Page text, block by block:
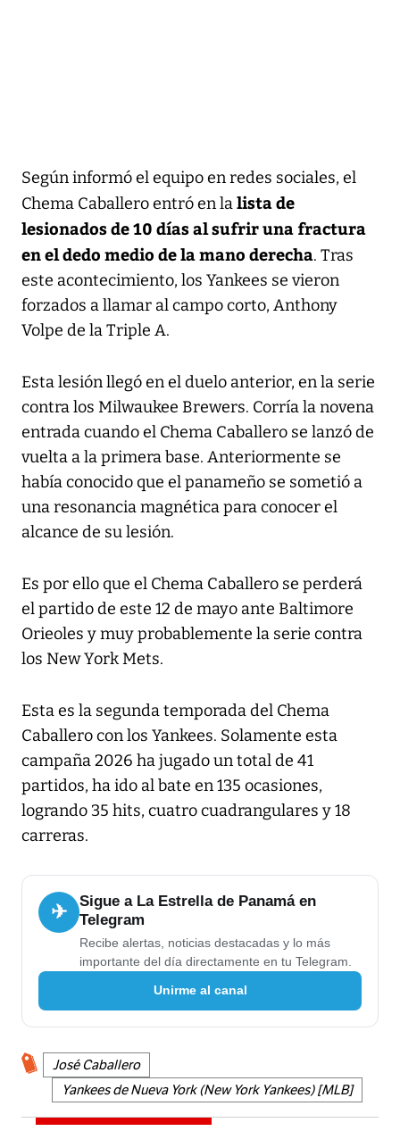
Según informó el equipo en redes sociales, el
Chema Caballero entró en lalista de
lesionados de 10 días al sufrir una fractura
en el dedo medio de la mano derecha. Tras
este acontecimiento, los Yankees se vieron
forzados a llamar al campo corto, Anthony
Volpe de la Triple A.
Esta lesión llegó en el duelo anterior, en la serie
contra los Milwaukee Brewers. Corría la novena
entrada cuando el Chema Caballero se lanzó de
vuelta a la primera base. Anteriormente se
había conocido que el panameño se sometió a
una resonancia magnética para conocer el
alcance de su lesión.
Es por ello que el Chema Caballero se perderá
el partido de este 12 de mayo ante Baltimore
Orieoles y muy probablemente la serie contra
los New York Mets.
Esta es la segunda temporada del Chema
Caballero con los Yankees. Solamente esta
campaña 2026 ha jugado un total de 41
partidos, ha ido al bate en 135 ocasiones,
logrando 35 hits, cuatro cuadrangulares y 18
carreras.
✈
Sigue a La Estrella de Panamá en
Telegram
Recibe alertas, noticias destacadas y lo más
importante del día directamente en tu Telegram.
Unirme al canal
José Caballero
Yankees de Nueva York (New York Yankees) [MLB]